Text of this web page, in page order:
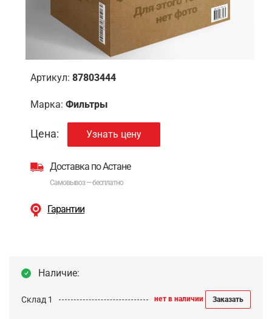
Артикул: 87803444
Марка: Фильтры
Цена: Узнать цену
Доставка по Астане
Самовывоз — бесплатно
Гарантии
Наличие:
Склад 1 нет в наличии Заказать